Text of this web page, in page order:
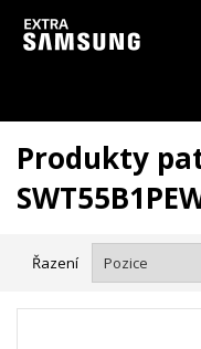
Vzhledem k aktuální situaci
Produkty
Řazení